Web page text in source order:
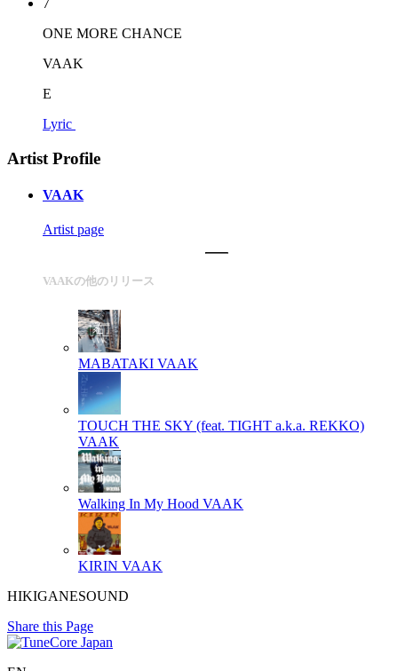
7
ONE MORE CHANCE
VAAK
E
Lyric
Artist Profile
VAAK
Artist page
VAAKの他のリリース
MABATAKI VAAK
TOUCH THE SKY (feat. TIGHT a.k.a. REKKO)
VAAK
Walking In My Hood VAAK
KIRIN VAAK
HIKIGANESOUND
Share this Page